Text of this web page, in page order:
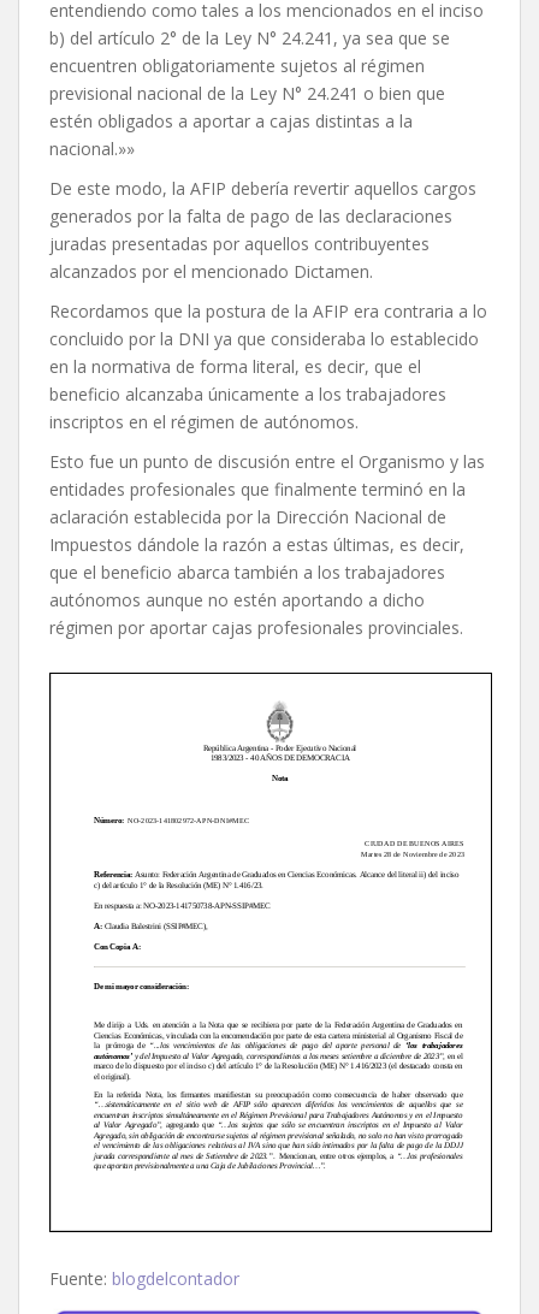
entendiendo como tales a los mencionados en el inciso
b) del artículo 2° de la Ley N° 24.241, ya sea que se
encuentren obligatoriamente sujetos al régimen
previsional nacional de la Ley N° 24.241 o bien que
estén obligados a aportar a cajas distintas a la
nacional.»»
De este modo, la AFIP debería revertir aquellos cargos
generados por la falta de pago de las declaraciones
juradas presentadas por aquellos contribuyentes
alcanzados por el mencionado Dictamen.
Recordamos que la postura de la AFIP era contraria a lo
concluido por la DNI ya que consideraba lo establecido
en la normativa de forma literal, es decir, que el
beneficio alcanzaba únicamente a los trabajadores
inscriptos en el régimen de autónomos.
Esto fue un punto de discusión entre el Organismo y las
entidades profesionales que finalmente terminó en la
aclaración establecida por la Dirección Nacional de
Impuestos dándole la razón a estas últimas, es decir,
que el beneficio abarca también a los trabajadores
autónomos aunque no estén aportando a dicho
régimen por aportar cajas profesionales provinciales.
Fuente: blogdelcontador